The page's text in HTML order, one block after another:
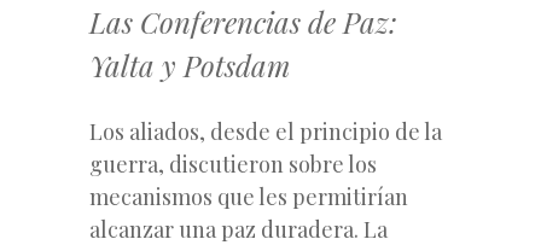
Las Conferencias de Paz:
Yalta y Potsdam
Los aliados, desde el principio de la
guerra, discutieron sobre los
mecanismos que les permitirían
alcanzar una paz duradera. La